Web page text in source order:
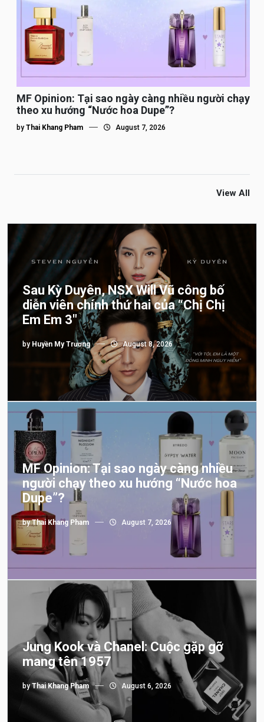
MF Opinion: Tại sao ngày càng nhiều người chạy
theo xu hướng “Nước hoa Dupe”?
by Thai Khang Pham August 7, 2026
View All
Sau Kỳ Duyên, NSX Will Vũ công bố
diễn viên chính thứ hai của “Chị Chị
Em Em 3″
by Huyền My Trương August 8, 2026
MF Opinion: Tại sao ngày càng nhiều
người chạy theo xu hướng “Nước hoa
Dupe”?
byThai Khang Pham August 7, 2026
Jung Kook và Chanel: Cuộc gặp gỡ
mang tên 1957
byThai Khang Pham August 6, 2026